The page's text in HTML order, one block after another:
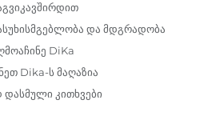
და მდგრადობა
DiKa
Dika-ს მაღაზია
დასმული კითხვები